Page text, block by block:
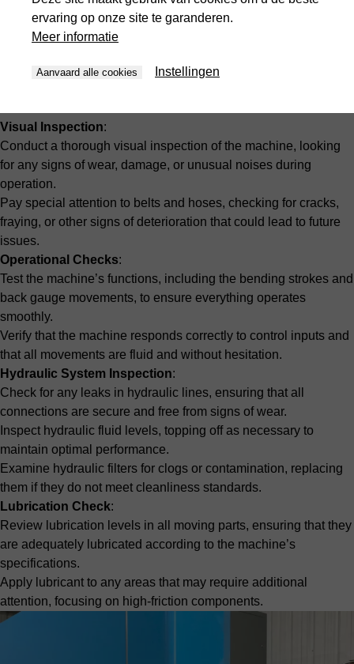
Visual Inspection:
Conduct a thorough visual inspection of the machine, looking
for any signs of wear, damage, or unusual noises during
operation.
Pay special attention to belts and hoses, checking for cracks,
fraying, or other signs of deterioration that could lead to future
issues.
Operational Checks:
Test the machine’s functions, including the bending strokes and
back gauge movements, to ensure everything operates
smoothly.
Verify that the machine responds correctly to control inputs and
that all movements are fluid and without hesitation.
Hydraulic System Inspection:
Check for any leaks in hydraulic lines, ensuring that all
connections are secure and free from signs of wear.
Inspect hydraulic fluid levels, topping off as necessary to
maintain optimal performance.
Examine hydraulic filters for clogs or contamination, replacing
them if they do not meet cleanliness standards.
Lubrication Check:
Review lubrication levels in all moving parts, ensuring that they
are adequately lubricated according to the machine’s
specifications.
Apply lubricant to any areas that may require additional
attention, focusing on high-friction components.
ervaring op onze site te garanderen.
Meer informatie
Aanvaard alle cookies Instellingen